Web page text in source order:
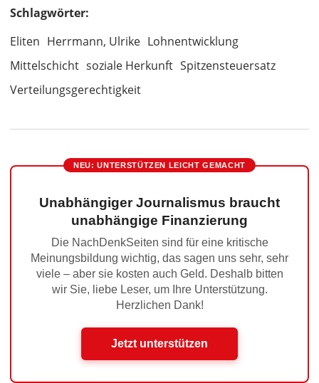
Schlagwörter:
Eliten Herrmann, Ulrike Lohnentwicklung
Mittelschicht soziale Herkunft Spitzensteuersatz
Verteilungsgerechtigkeit
NEU: UNTERSTÜTZEN LEICHT GEMACHT
Unabhängiger Journalismus braucht
unabhängige Finanzierung
Die NachDenkSeiten sind für eine kritische
Meinungsbildung wichtig, das sagen uns sehr, sehr
viele – aber sie kosten auch Geld. Deshalb bitten
wir Sie, liebe Leser, um Ihre Unterstützung.
Herzlichen Dank!
Jetzt unterstützen